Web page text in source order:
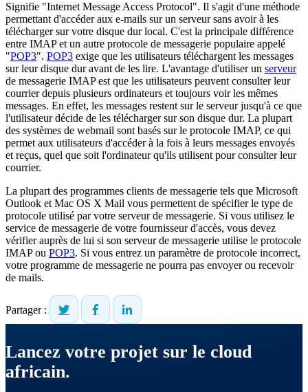
Signifie "Internet Message Access Protocol". Il s'agit d'une méthode
permettant d'accéder aux e-mails sur un serveur sans avoir à les
télécharger sur votre disque dur local. C'est la principale différence
entre IMAP et un autre protocole de messagerie populaire appelé
"POP3". POP3 exige que les utilisateurs téléchargent les messages
sur leur disque dur avant de les lire. L'avantage d'utiliser un serveur
de messagerie IMAP est que les utilisateurs peuvent consulter leur
courrier depuis plusieurs ordinateurs et toujours voir les mêmes
messages. En effet, les messages restent sur le serveur jusqu'à ce que
l'utilisateur décide de les télécharger sur son disque dur. La plupart
des systèmes de webmail sont basés sur le protocole IMAP, ce qui
permet aux utilisateurs d'accéder à la fois à leurs messages envoyés
et reçus, quel que soit l'ordinateur qu'ils utilisent pour consulter leur
courrier.
La plupart des programmes clients de messagerie tels que Microsoft
Outlook et Mac OS X Mail vous permettent de spécifier le type de
protocole utilisé par votre serveur de messagerie. Si vous utilisez le
service de messagerie de votre fournisseur d'accès, vous devez
vérifier auprès de lui si son serveur de messagerie utilise le protocole
IMAP ou POP3. Si vous entrez un paramètre de protocole incorrect,
votre programme de messagerie ne pourra pas envoyer ou recevoir
de mails.
Partager :
Lancez votre projet sur le cloud
africain.